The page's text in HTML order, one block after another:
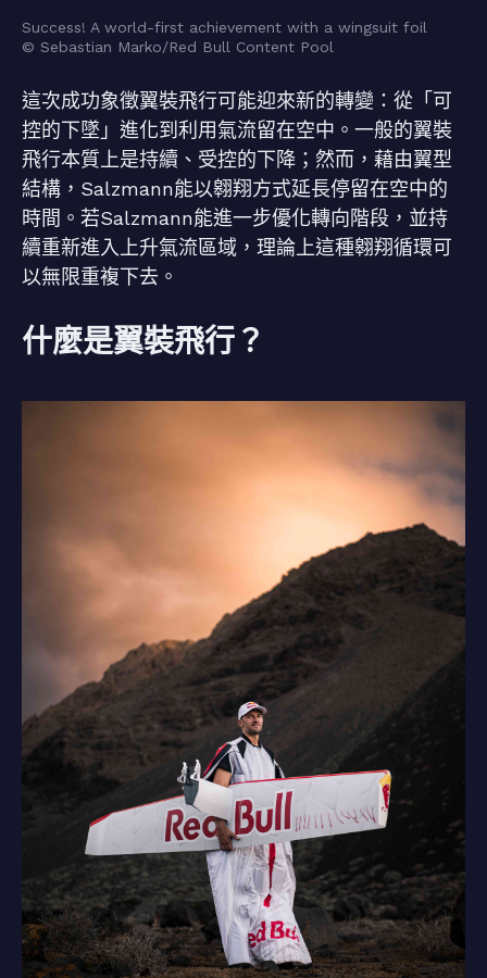
Success! A world-first achievement with a wingsuit foil
© Sebastian Marko/Red Bull Content Pool
這次成功象徵翼裝飛行可能迎來新的轉變：從「可
控的下墜」進化到利用氣流留在空中。一般的翼裝
飛行本質上是持續、受控的下降；然而，藉由翼型
結構，Salzmann能以翱翔方式延長停留在空中的
時間。若Salzmann能進一步優化轉向階段，並持
續重新進入上升氣流區域，理論上這種翱翔循環可
以無限重複下去。
什麼是翼裝飛行？